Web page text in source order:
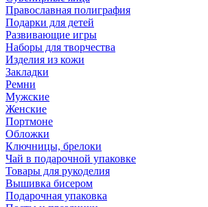
Православная полиграфия
Подарки для детей
Развивающие игры
Наборы для творчества
Изделия из кожи
Закладки
Ремни
Мужские
Женские
Портмоне
Обложки
Ключницы, брелоки
Чай в подарочной упаковке
Товары для рукоделия
Вышивка бисером
Подарочная упаковка